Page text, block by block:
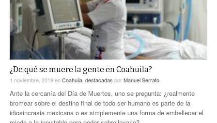
¿De qué se muere la gente en Coahuila?
1 noviembre, 2019enCoahuila, destacadas porManuel Serrato
Ante la cercanía del Día de Muertos, uno se pregunta: ¿realmente
bromear sobre el destino final de todo ser humano es parte de la
idiosincrasia mexicana o es simplemente una forma de embellecer el